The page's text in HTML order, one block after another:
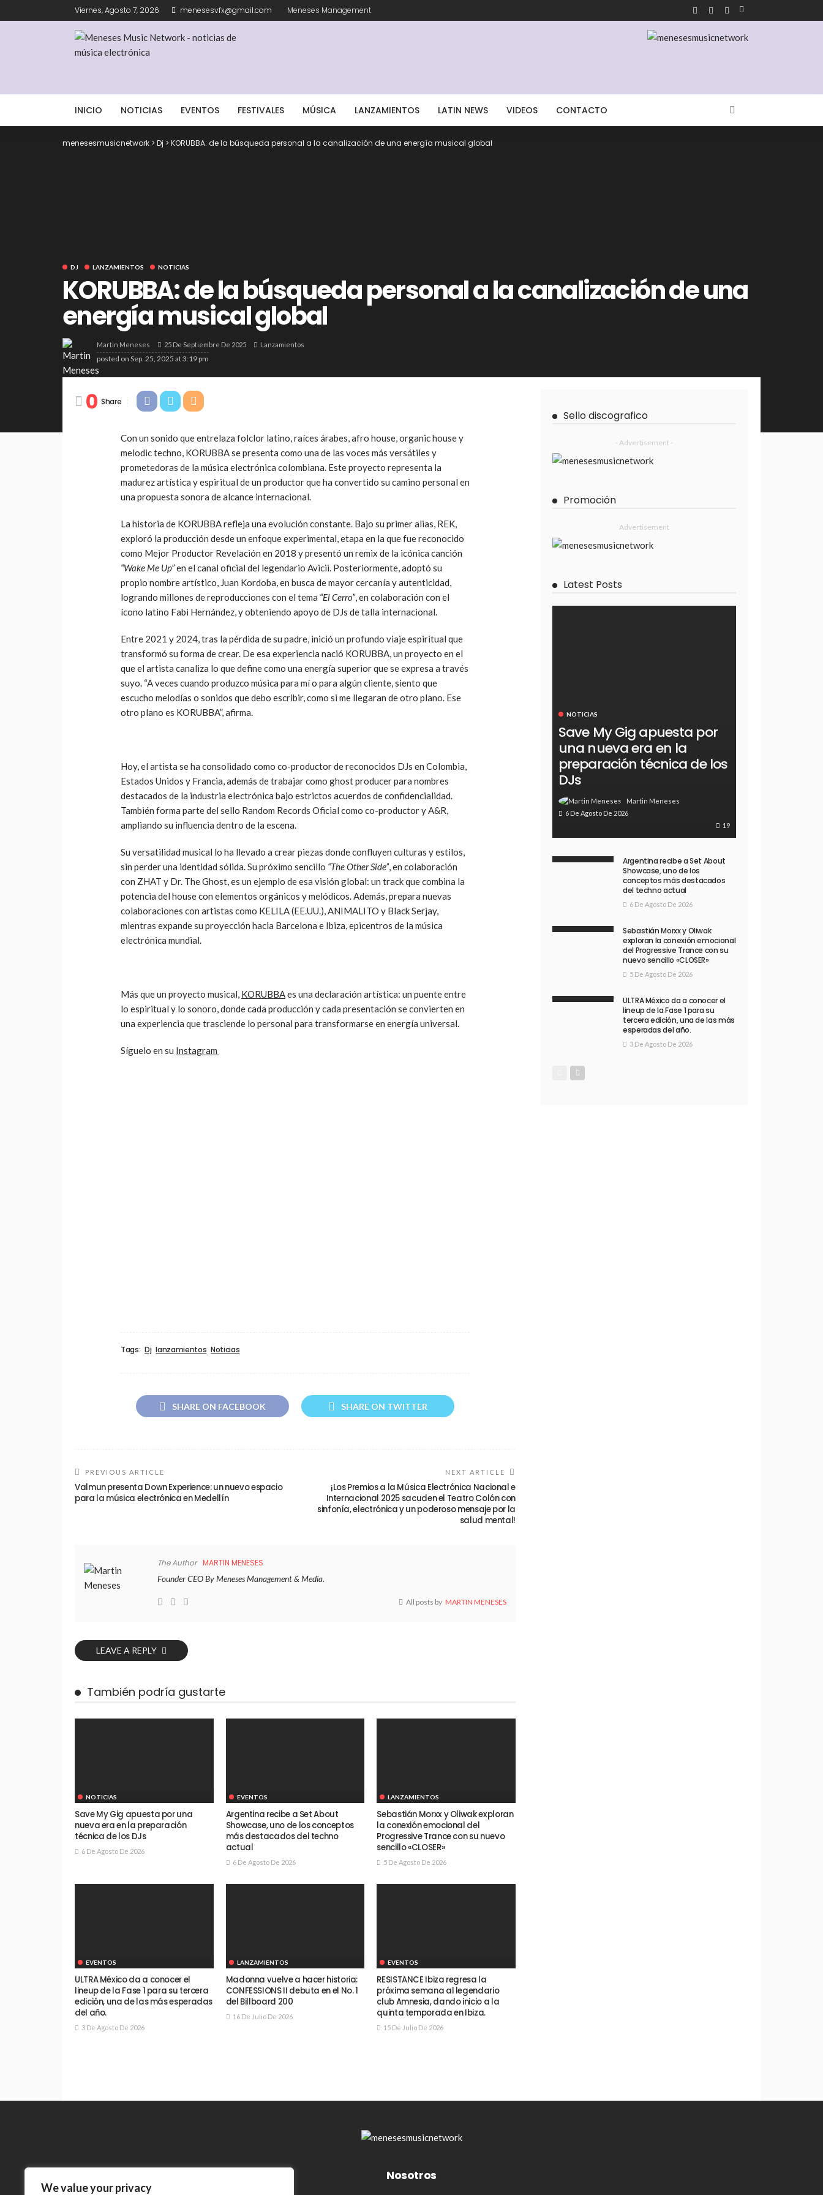
We value your privacy
Viernes, Agosto 7, 2026 menesesvfx@gmail.com Meneses Management
INICIO NOTICIAS EVENTOS FESTIVALES MÚSICA LANZAMIENTOS LATIN NEWS VIDEOS CONTACTO
menesesmusicnetwork > Dj > KORUBBA: de la búsqueda personal a la canalización de una energía musical global
DJ LANZAMIENTOS NOTICIAS
KORUBBA: de la búsqueda personal a la canalización de una
energía musical global
Martin Meneses 25 De Septiembre De 2025 Lanzamientos
posted on Sep. 25, 2025 at 3:19 pm
0 Share
Con un sonido que entrelaza folclor latino, raíces árabes, afro house, organic house y
melodic techno, KORUBBA se presenta como una de las voces más versátiles y
prometedoras de la música electrónica colombiana. Este proyecto representa la
madurez artística y espiritual de un productor que ha convertido su camino personal en
una propuesta sonora de alcance internacional.
La historia de KORUBBA refleja una evolución constante. Bajo su primer alias, REK,
exploró la producción desde un enfoque experimental, etapa en la que fue reconocido
como Mejor Productor Revelación en 2018 y presentó un remix de la icónica canción
“Wake Me Up”en el canal oficial del legendario Avicii. Posteriormente, adoptó su
propio nombre artístico, Juan Kordoba, en busca de mayor cercanía y autenticidad,
logrando millones de reproducciones con el tema “El Cerro”, en colaboración con el
ícono latino Fabi Hernández, y obteniendo apoyo de DJs de talla internacional.
Entre 2021 y 2024, tras la pérdida de su padre, inició un profundo viaje espiritual que
transformó su forma de crear. De esa experiencia nació KORUBBA, un proyecto en el
que el artista canaliza lo que define como una energía superior que se expresa a través
suyo. “A veces cuando produzco música para mí o para algún cliente, siento que
escucho melodías o sonidos que debo escribir, como si me llegaran de otro plano. Ese
otro plano es KORUBBA”, afirma.
Hoy, el artista se ha consolidado como co-productor de reconocidos DJs en Colombia,
Estados Unidos y Francia, además de trabajar como ghost producer para nombres
destacados de la industria electrónica bajo estrictos acuerdos de confidencialidad.
También forma parte del sello Random Records Oficial como co-productor y A&R,
ampliando su influencia dentro de la escena.
Su versatilidad musical lo ha llevado a crear piezas donde confluyen culturas y estilos,
sin perder una identidad sólida. Su próximo sencillo “The Other Side”, en colaboración
con ZHAT y Dr. The Ghost, es un ejemplo de esa visión global: un track que combina la
potencia del house con elementos orgánicos y melódicos. Además, prepara nuevas
colaboraciones con artistas como KELILA (EE.UU.), ANIMALITO y Black Serjay,
mientras expande su proyección hacia Barcelona e Ibiza, epicentros de la música
electrónica mundial.
Más que un proyecto musical, KORUBBAes una declaración artística: un puente entre
lo espiritual y lo sonoro, donde cada producción y cada presentación se convierten en
una experiencia que trasciende lo personal para transformarse en energía universal.
Síguelo en su Instagram
Tags: Dj lanzamientos Noticias
SHARE ON FACEBOOK SHARE ON TWITTER
PREVIOUS ARTICLE
Valmun presenta Down Experience: un nuevo espacio
para la música electrónica en Medellín
NEXT ARTICLE
¡Los Premios a la Música Electrónica Nacional e
Internacional 2025 sacuden el Teatro Colón con
sinfonía, electrónica y un poderoso mensaje por la
salud mental!
The Author MARTIN MENESES
Founder CEO By Meneses Management & Media.
All posts by MARTIN MENESES
LEAVE A REPLY
También podría gustarte
NOTICIAS
Save My Gig apuesta por una
nueva era en la preparación
técnica de los DJs
6 De Agosto De 2026
EVENTOS
Argentina recibe a Set About
Showcase, uno de los conceptos
más destacados del techno
actual
6 De Agosto De 2026
LANZAMIENTOS
Sebastián Morxx y Oliwak exploran
la conexión emocional del
Progressive Trance con su nuevo
sencillo «CLOSER»
5 De Agosto De 2026
EVENTOS
ULTRA México da a conocer el
lineup de la Fase 1 para su tercera
edición, una de las más esperadas
del año.
3 De Agosto De 2026
LANZAMIENTOS
Madonna vuelve a hacer historia:
CONFESSIONS II debuta en el No. 1
del Billboard 200
16 De Julio De 2026
EVENTOS
RESISTANCE Ibiza regresa la
próxima semana al legendario
club Amnesia, dando inicio a la
quinta temporada en Ibiza.
15 De Julio De 2026
Sello discografico
- Advertisement -
Promoción
Advertisement
Latest Posts
NOTICIAS
Save My Gig apuesta por
una nueva era en la
preparación técnica de los
DJs
Martin Meneses
6 De Agosto De 2026
19
Argentina recibe a Set About
Showcase, uno de los
conceptos más destacados
del techno actual
6 De Agosto De 2026
Sebastián Morxx y Oliwak
exploran la conexión emocional
del Progressive Trance con su
nuevo sencillo «CLOSER»
5 De Agosto De 2026
ULTRA México da a conocer el
lineup de la Fase 1 para su
tercera edición, una de las más
esperadas del año.
3 De Agosto De 2026
Nosotros